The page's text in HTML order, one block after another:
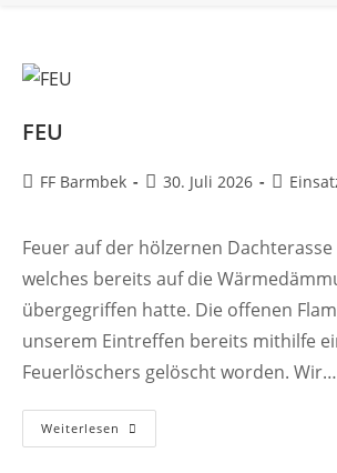
FEU
Beitrags-
FF Barmbek
Beitrag
30. Juli 2026
Beitrags-
Feuer auf der hölzernen
welches bereits auf die
übergegriffen hatte. Die offenen
unserem Eintreffen bereits mithilfe
Feuerlöschers gelöscht worden. Wir…
Weiterlesen